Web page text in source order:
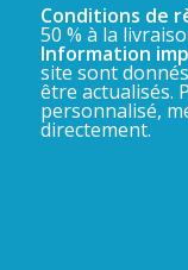
Conditions de
50 % à la
Information
site sont
être actualisés.
personnalisé,
directement.